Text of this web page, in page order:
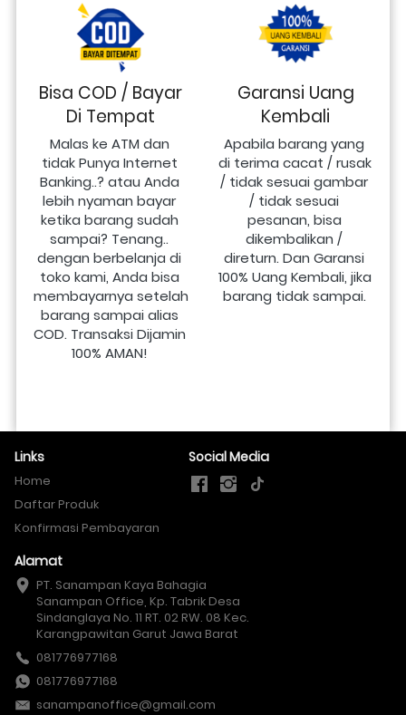
Bisa COD / Bayar
Di Tempat
Malas ke ATM dan
tidak Punya Internet
Banking..? atau Anda
lebih nyaman bayar
ketika barang sudah
sampai? Tenang..
dengan berbelanja di
toko kami, Anda bisa
membayarnya setelah
barang sampai alias
COD. Transaksi Dijamin
100% AMAN!
Garansi Uang
Kembali
Apabila barang yang
di terima cacat / rusak
/ tidak sesuai gambar
/ tidak sesuai
pesanan, bisa
dikembalikan /
direturn. Dan Garansi
100% Uang Kembali, jika
barang tidak sampai.
Links
Home
Daftar Produk
Konfirmasi Pembayaran
Social Media
Alamat
PT. Sanampan Kaya Bahagia
Sanampan Office, Kp. Tabrik Desa
Sindanglaya No. 11 RT. 02 RW. 08 Kec.
Karangpawitan Garut Jawa Barat
081776977168
081776977168
sanampanoffice@gmail.com